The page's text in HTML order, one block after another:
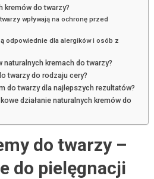
kremów do twarzy?
wpływają na ochronę przed
odpowiednie dla alergików i osób z
naturalnych kremach do twarzy?
twarzy do rodzaju cery?
do twarzy dla najlepszych rezultatów?
działanie naturalnych kremów do
do twarzy –
do pielęgnacji